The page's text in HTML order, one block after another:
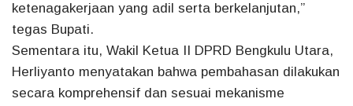
ketenagakerjaan yang adil serta berkelanjutan,”
tegas Bupati.
Sementara itu, Wakil Ketua II DPRD Bengkulu Utara,
Herliyanto menyatakan bahwa pembahasan dilakukan
secara komprehensif dan sesuai mekanisme